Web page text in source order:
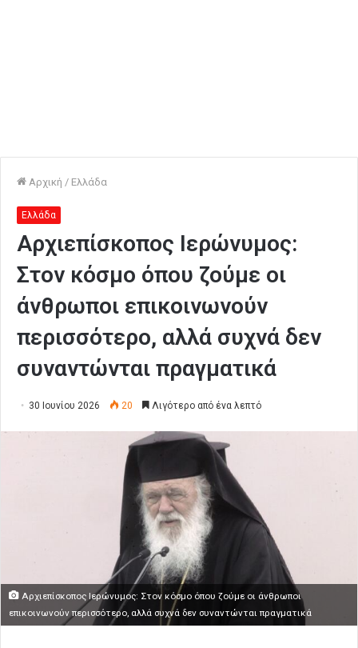
Αρχική / Ελλάδα
Ελλάδα
Αρχιεπίσκοπος Ιερώνυμος:
Στον κόσμο όπου ζούμε οι
άνθρωποι επικοινωνούν
περισσότερο, αλλά συχνά δεν
συναντώνται πραγματικά
30 Ιουνίου 2026 20 Λιγότερο από ένα λεπτό
Αρχιεπίσκοπος Ιερώνυμος: Στον κόσμο όπου ζούμε οι άνθρωποι
επικοινωνούν περισσότερο, αλλά συχνά δεν συναντώνται πραγματικά